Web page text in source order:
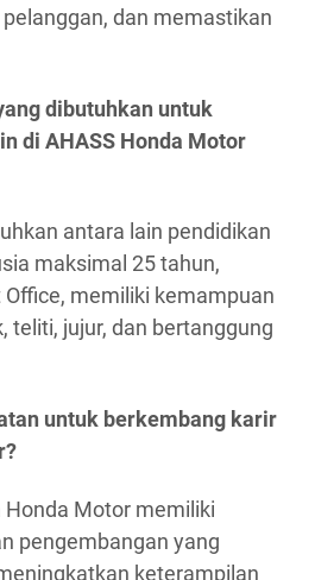
dan memastikan
dibutuhkan untuk
di AHASS Honda Motor
antara lain pendidikan
maksimal 25 tahun,
memiliki kemampuan
teliti, jujur, dan bertanggung
untuk berkembang karir
Motor memiliki
pengembangan yang
keterampilan